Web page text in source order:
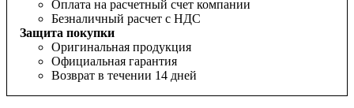
Оплата на расчетный счет компании
Безналичный расчет с НДС
Защита покупки
Оригинальная продукция
Официальная гарантия
Возврат в течении 14 дней